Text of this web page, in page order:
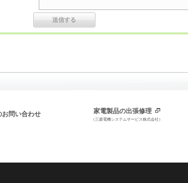
お問い合わせ 家電製品の出張修理
（三菱電機システムサービス株式会社）